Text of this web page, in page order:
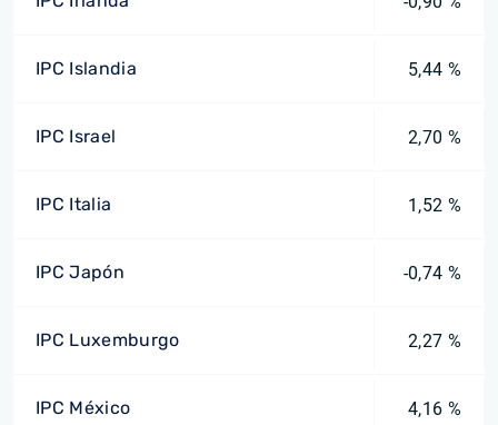
IPC Islandia 5,44 %
IPC Israel 2,70 %
IPC Italia 1,52 %
IPC Japón -0,74 %
IPC Luxemburgo 2,27 %
IPC México 4,16 %